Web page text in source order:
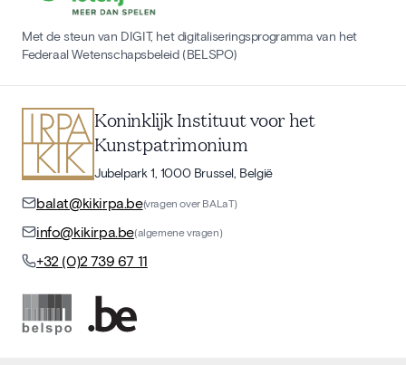
Met de steun van DIGIT, het digitaliseringsprogramma van het
Federaal Wetenschapsbeleid (BELSPO)
Koninklijk Instituut voor het
Kunstpatrimonium
Jubelpark 1, 1000 Brussel, België
balat@kikirpa.be(vragen over BALaT)
info@kikirpa.be(algemene vragen)
+32 (0)2 739 67 11